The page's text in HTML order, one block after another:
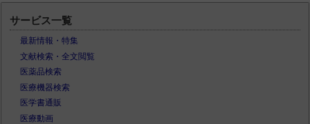
サービス一覧
最新情報・特集
文献検索・全文閲覧
医薬品検索
医療機器検索
医学書通販
医療動画